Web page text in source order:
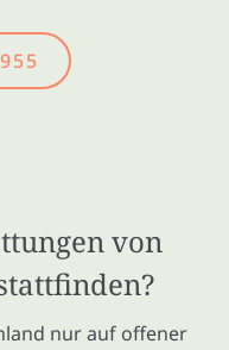
von
nur auf offener